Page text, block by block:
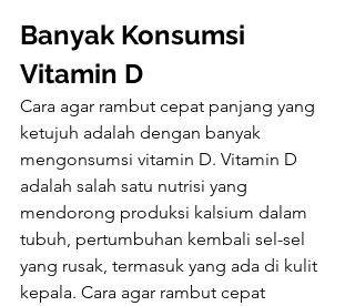
Banyak Konsumsi
Vitamin D
Cara agar rambut cepat panjang yang
ketujuh adalah dengan banyak
mengonsumsi vitamin D. Vitamin D
adalah salah satu nutrisi yang
mendorong produksi kalsium dalam
tubuh, pertumbuhan kembali sel-sel
yang rusak, termasuk yang ada di kulit
kepala. Cara agar rambut cepat